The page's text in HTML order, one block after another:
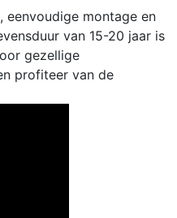
eenvoudige montage en
van 15-20 jaar is
gezellige
profiteer van de